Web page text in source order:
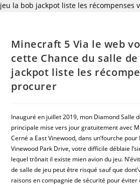
jeu la bob jackpot liste les récompenses
Minecraft 5 Via le web
cette Chance du salle
jackpot liste les
procurer
Inauguré en juillet 2019, mon Diamond Salle
principale mise vers jour gratuitement avec
Cerné a East Vinewood, dans un’fourche
Vinewood Park Drive, votre difficile déblaie
lequel trônait il existe mien avion du jeu.
de salle de jeu peut être risqué sauf que
raisons en compagnie de sécurité pour éviter